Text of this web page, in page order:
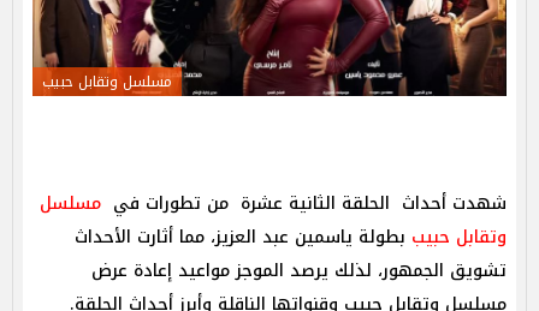
مسلسل وتقابل حبيب
شهدت أحداث الحلقة الثانية عشرة من تطورات في مسلسل
وتقابل حبيب بطولة ياسمين عبد العزيز، مما أثارت الأحداث
تشويق الجمهور، لذلك يرصد الموجز مواعيد إعادة عرض
مسلسل وتقابل حبيب وقنواتها الناقلة وأبرز أحداث الحلقة.